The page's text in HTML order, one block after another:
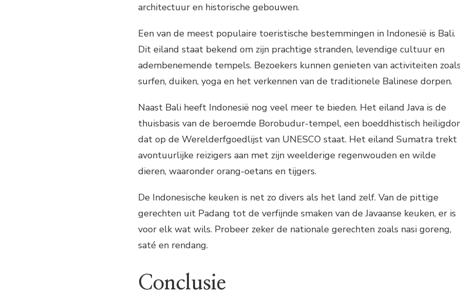
architectuur en historische gebouwen.
Een van de meest populaire toeristische bestemmingen in Indonesië is Bali.
Dit eiland staat bekend om zijn prachtige stranden, levendige cultuur en
adembenemende tempels. Bezoekers kunnen genieten van activiteiten
surfen, duiken, yoga en het verkennen van de traditionele Balinese dorpen.
Naast Bali heeft Indonesië nog veel meer te bieden. Het eiland Java is de
thuisbasis van de beroemde Borobudur-tempel, een boeddhistisch
dat op de Werelderfgoedlijst van UNESCO staat. Het eiland Sumatra trekt
avontuurlijke reizigers aan met zijn weelderige regenwouden en wilde
dieren, waaronder orang-oetans en tijgers.
De Indonesische keuken is net zo divers als het land zelf. Van de pittige
gerechten uit Padang tot de verfijnde smaken van de Javaanse keuken, er is
voor elk wat wils. Probeer zeker de nationale gerechten zoals nasi goreng,
saté en rendang.
Conclusie